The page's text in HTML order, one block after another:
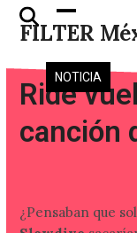
Skip
FILTER
Open
mobile
menu
Close
mobile
menu
NOTICIA
Ride
canción
¿Pensaban que